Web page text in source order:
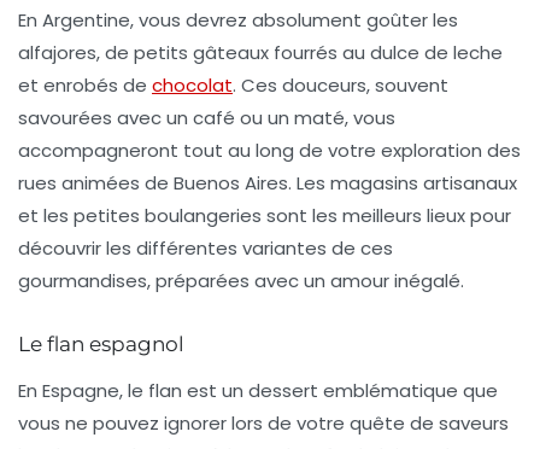
En Argentine, vous devrez absolument goûter les
alfajores, de petits gâteaux fourrés au dulce de leche
et enrobés de chocolat. Ces douceurs, souvent
savourées avec un café ou un maté, vous
accompagneront tout au long de votre exploration des
rues animées de Buenos Aires. Les magasins artisanaux
et les petites boulangeries sont les meilleurs lieux pour
découvrir les différentes variantes de ces
gourmandises, préparées avec un amour inégalé.
Le flan espagnol
En Espagne, le flan est un dessert emblématique que
vous ne pouvez ignorer lors de votre quête de saveurs